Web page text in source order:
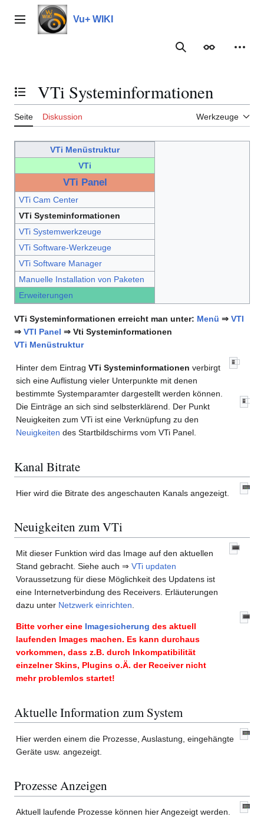
Inhalt
springenHauptmenü Vu+ WIKI
Suche
Inhaltsverzeichnis umschalten
VTi Systeminformationen
Seite Diskussion Werkzeuge
VTi Menüstruktur
VTi
VTi Panel
VTi Cam Center
VTi Systeminformationen
VTi Systemwerkzeuge
VTi Software-Werkzeuge
VTi Software Manager
Manuelle Installation von Paketen
Erweiterungen
VTi Systeminformationen erreicht man unter: Menü ⇒ VTI
⇒ VTI Panel ⇒ Vti Systeminformationen
VTi Menüstruktur
Hinter dem Eintrag VTi Systeminformationen verbirgt
sich eine Auflistung vieler Unterpunkte mit denen
bestimmte Systemparamter dargestellt werden können.
Die Einträge an sich sind selbsterklärend. Der Punkt
Neuigkeiten zum VTi ist eine Verknüpfung zu den
Neuigkeiten des Startbildschirms vom VTi Panel.
Kanal Bitrate
Hier wird die Bitrate des angeschauten Kanals angezeigt.
Neuigkeiten zum VTi
Mit dieser Funktion wird das Image auf den aktuellen
Stand gebracht. Siehe auch ⇒ VTi updaten
Voraussetzung für diese Möglichkeit des Updatens ist
eine Internetverbindung des Receivers. Erläuterungen
dazu unter Netzwerk einrichten
Bitte vorher eine Imagesicherung des aktuell
laufenden Images machen. Es kann durchaus
vorkommen, dass z.B. durch Inkompatibilität
einzelner Skins, Plugins o.Ä. der Receiver nicht
mehr problemlos startet!
Aktuelle Information zum System
Hier werden einem die Prozesse, Auslastung, eingehängte
Geräte usw. angezeigt.
Prozesse Anzeigen
Aktuell laufende Prozesse können hier Angezeigt werden.